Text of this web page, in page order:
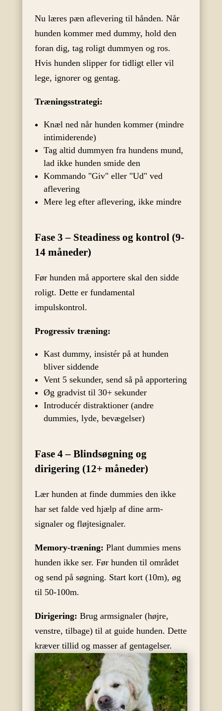
Nu læres pæn aflevering til hånden. Når
hunden kommer med dummy, hold den
foran dig, tag roligt dummyen og ros.
Hvis hunden slipper for tidligt eller vil
lege, ignorer og gentag.
Træningsstrategi:
Knæl ned når hunden kommer (mindre
intimiderende)
Tag altid dummyen fra hundens mund,
lad ikke hunden smide den
Kommando "Giv" eller "Ud" ved
aflevering
Mere leg efter aflevering, ikke mindre
Fase 3 – Steadiness og kontrol (9-
14 måneder)
Før hunden må apportere skal den sidde
roligt. Dette er fundamental
impulskontrol.
Progressiv træning:
Kast dummy, insistér på at hunden
bliver siddende
Vent 5 sekunder, send så på apportering
Øg gradvist til 30+ sekunder
Introducér distraktioner (andre
dummies, lyde, bevægelser)
Fase 4 – Blindsøgning og
dirigering (12+ måneder)
Lær hunden at finde dummies den ikke
har set falde ved hjælp af dine arm-
signaler og fløjtesignaler.
Memory-træning: Plant dummies mens
hunden ikke ser. Før hunden til området
og send på søgning. Start kort (10m), øg
til 50-100m.
Dirigering: Brug armsignaler (højre,
venstre, tilbage) til at guide hunden. Dette
kræver tillid og masser af gentagelser.